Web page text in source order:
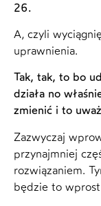
26.
A, czyli
uprawnienia.
Tak, tak, to bo
działa no
zmienić i to
Zazwyczaj
przynajmniej
rozwiązaniem.
będzie to wprost